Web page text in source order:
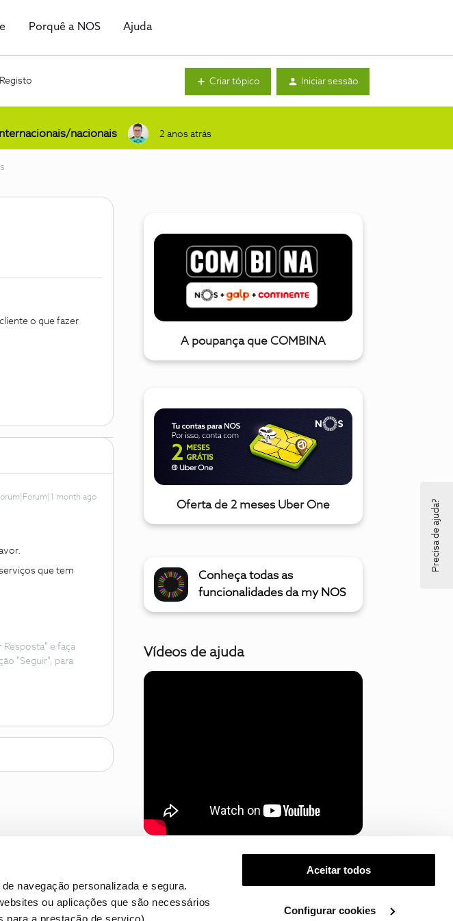
navegação personalizada e segura.
ou aplicações que são necessários
Aceitar todos
Configurar cookies
Porquê a NOS Ajuda
Registo Criar tópico Iniciar sessão
nacionais 2 anos atrás
o que fazer
month ago
que tem
e faça
"Seguir", para
A poupança que COMBINA
Oferta de 2 meses Uber One
Conheça todas as
funcionalidades da my NOS
Vídeos de ajuda
Precisa de ajuda?